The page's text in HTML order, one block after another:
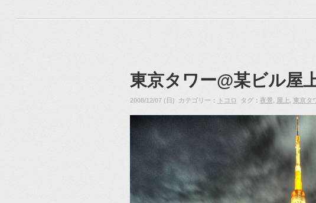
東京タワー@某ビル屋
2008/12/07 (日) カテゴリー： トコロ タグ： 夜景, 屋上, 東京タ